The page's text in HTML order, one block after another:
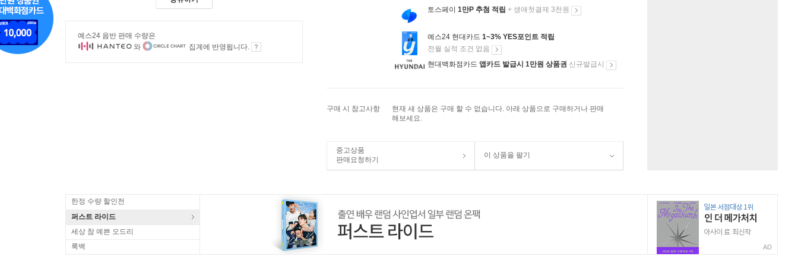
예스24 음반 판매 수량은
와
집계에 반영됩니다.
토스페이 1만P 추첨 적립 + 생애첫결제 3천원
예스24 현대카드 1~3% YES포인트 적립
전월 실적 조건 없음
현대백화점카드 앱카드 발급시 1만원 상품권 신규발급시
구매 시 참고사항
현재 새 상품은 구매 할 수 없습니다. 아래 상품으로 구매하거나 판매
해보세요.
중고상품
판매요청하기
이 상품을 팔기
한정 수량 할인전
퍼스트 라이드
세상 참 예쁜 오드리
룩백
AD